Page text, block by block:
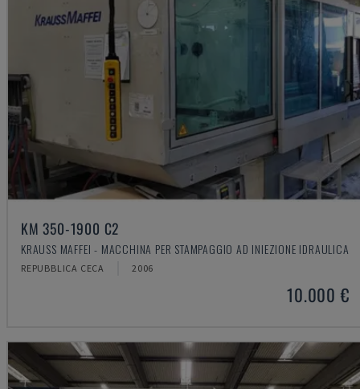
KM 350-1900 C2
KRAUSS MAFFEI - MACCHINA PER STAMPAGGIO AD INIEZIONE IDRAULICA
REPUBBLICA CECA 2006
10.000 €